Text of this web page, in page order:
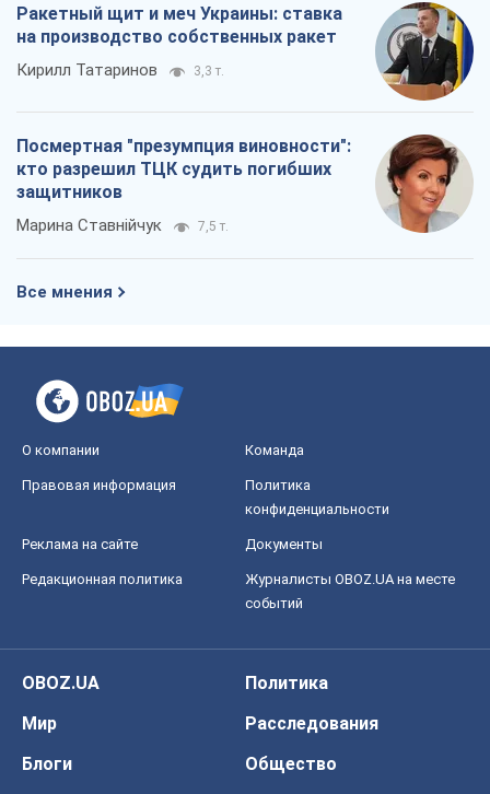
Ракетный щит и меч Украины: ставка
на производство собственных ракет
Кирилл Татаринов 3,3 т.
Посмертная "презумпция виновности":
кто разрешил ТЦК судить погибших
защитников
Марина Ставнійчук 7,5 т.
Все мнения
О компании Команда
Правовая информация
Политика
конфиденциальности
Реклама на сайте Документы
Редакционная политика
Журналисты OBOZ.UA на месте
событий
OBOZ.UA
Политика
Мир
Расследования
Блоги
Общество